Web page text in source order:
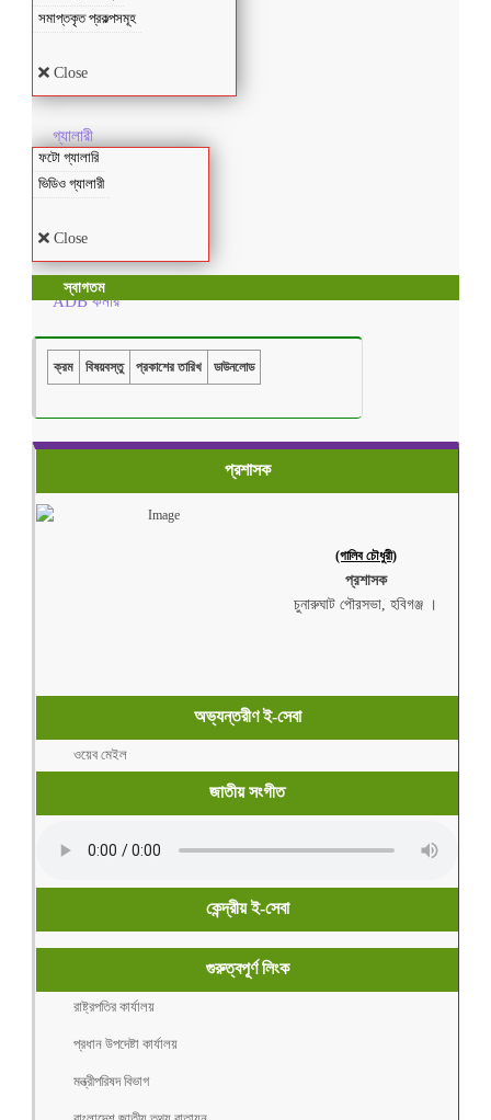
সমাপ্তকৃত প্রকল্পসমূহ
Close
গ্যালারী
ফটো গ্যালারি
ভিডিও গ্যালারী
Close
ADB কর্নার
স্বাগতম
ক্রম বিষয়বস্তু প্রকাশের তারিখ ডাউনলোড
প্রশাসক
(গালিব চৌধুরী)
প্রশাসক
চুনারুঘাট পৌরসভা, হবিগঞ্জ ।
অভ্যন্তরীণ ই-সেবা
ওয়েব মেইল
জাতীয় সংগীত
কেন্দ্রীয় ই-সেবা
গুরুত্বপূর্ণ লিংক
রাষ্ট্রপতির কার্যালয়
প্রধান উপদেষ্টা কার্যালয়
মন্ত্রীপরিষদ বিভাগ